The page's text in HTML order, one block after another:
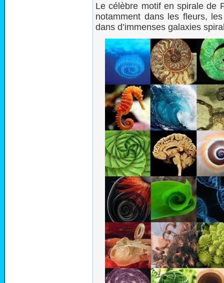
Le célèbre motif en spirale de
notamment dans les fleurs,
dans d’immenses galaxies